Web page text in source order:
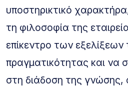
υποστηρικτικό
τη φιλοσοφία της
επίκεντρο των εξελίξεων
πραγματικότητας και να
στη διάδοση της γνώσης,